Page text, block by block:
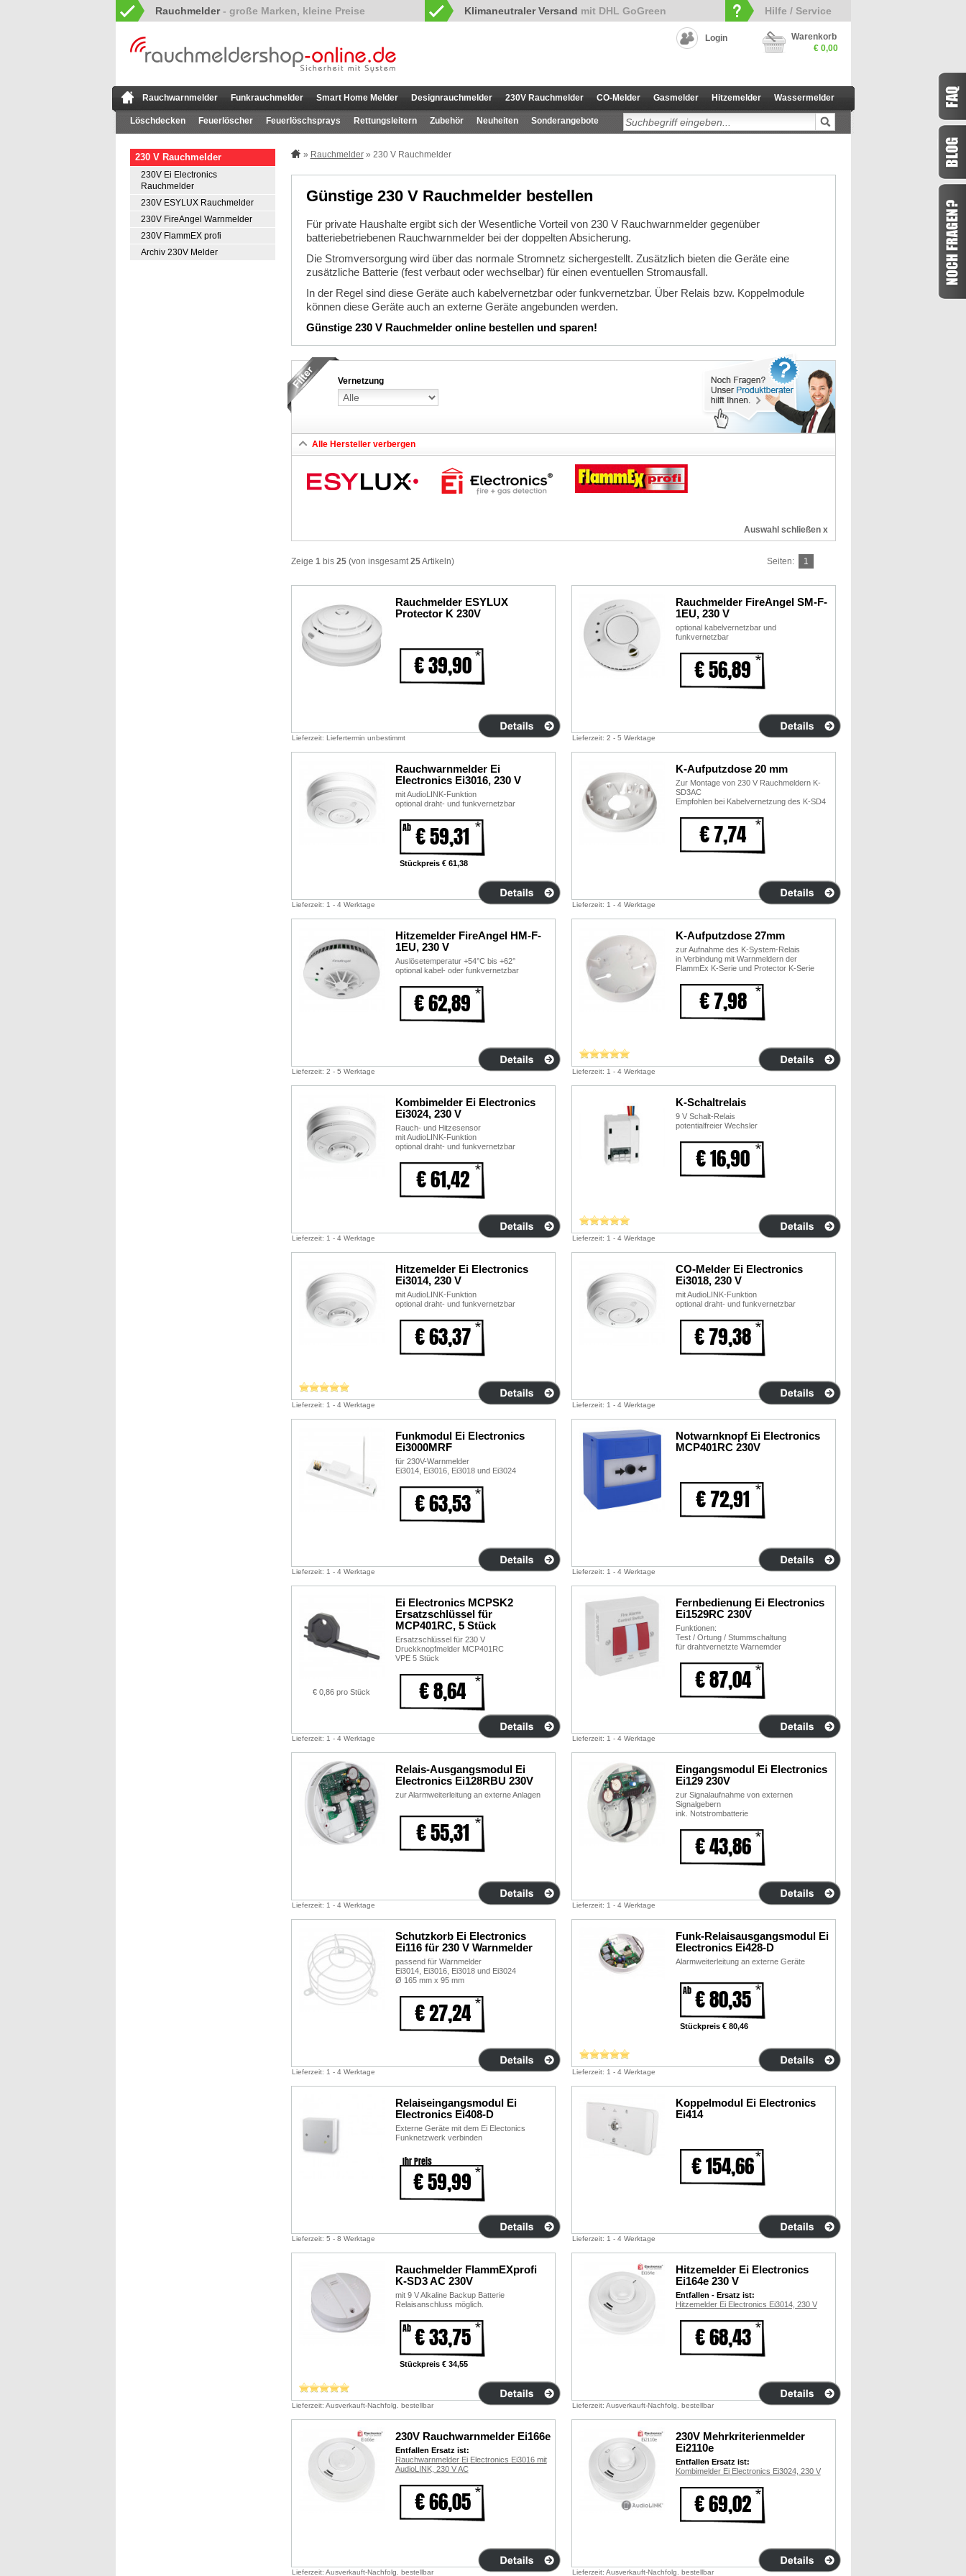
Rauchmelder Klimaneutraler Versand mit DHL GoGreen Hilfe / Service
Login
Warenkorb
€ 0,00
Rauchwarnmelder Funkrauchmelder Smart Home Melder Designrauchmelder 230V Rauchmelder CO-Melder Gasmelder Hitzemelder Wassermelder
Löschdecken Feuerlöscher Feuerlöschsprays Rettungsleitern Zubehör Neuheiten Sonderangebote
230 V Rauchmelder
230V Ei Electronics
Rauchmelder
230V ESYLUX Rauchmelder
230V FireAngel Warnmelder
230V FlammEX profi
Archiv 230V Melder
» Rauchmelder» 230 V Rauchmelder
Günstige 230 V Rauchmelder bestellen
Für private Haushalte ergibt sich der Wesentliche Vorteil von 230 V Rauchwarnmelder gegenüber
batteriebetriebenen Rauchwarnmelder bei der doppelten Absicherung.
Die Stromversorgung wird über das normale Stromnetz sichergestellt. Zusätzlich bieten die Geräte eine
zusätzliche Batterie (fest verbaut oder wechselbar) für einen eventuellen Stromausfall.
In der Regel sind diese Geräte auch kabelvernetzbar oder funkvernetzbar. Über Relais bzw. Koppelmodule
können diese Geräte auch an externe Geräte angebunden werden.
Günstige 230 V Rauchmelder online bestellen und sparen!
Vernetzung
Alle Hersteller verbergen
Auswahl schließen x
Zeige 1bis 25(von insgesamt25Artikeln) Seiten: 1
Rauchmelder ESYLUX
Protector K 230V
€ 39,90
Lieferzeit: Liefertermin unbestimmt
Rauchmelder FireAngel SM-F-
1EU, 230 V
optional kabelvernetzbar und
funkvernetzbar
€ 56,89
Lieferzeit: 2 - 5 Werktage
Rauchwarnmelder Ei
Electronics Ei3016, 230 V
mit AudioLINK-Funktion
optional draht- und funkvernetzbar
Ab € 59,31
Stückpreis € 61,38
Lieferzeit: 1 - 4 Werktage
K-Aufputzdose 20 mm
Zur Montage von 230 V Rauchmeldern K-
SD3AC
Empfohlen bei Kabelvernetzung des K-SD4
€ 7,74
Lieferzeit: 1 - 4 Werktage
Hitzemelder FireAngel HM-F-
1EU, 230 V
Auslösetemperatur +54°C bis +62°
optional kabel- oder funkvernetzbar
€ 62,89
Lieferzeit: 2 - 5 Werktage
K-Aufputzdose 27mm
zur Aufnahme des K-System-Relais
in Verbindung mit Warnmeldern der
FlammEx K-Serie und Protector K-Serie
€ 7,98
Lieferzeit: 1 - 4 Werktage
Kombimelder Ei Electronics
Ei3024, 230 V
Rauch- und Hitzesensor
mit AudioLINK-Funktion
optional draht- und funkvernetzbar
€ 61,42
Lieferzeit: 1 - 4 Werktage
K-Schaltrelais
9 V Schalt-Relais
potentialfreier Wechsler
€ 16,90
Lieferzeit: 1 - 4 Werktage
Hitzemelder Ei Electronics
Ei3014, 230 V
mit AudioLINK-Funktion
optional draht- und funkvernetzbar
€ 63,37
Lieferzeit: 1 - 4 Werktage
CO-Melder Ei Electronics
Ei3018, 230 V
mit AudioLINK-Funktion
optional draht- und funkvernetzbar
€ 79,38
Lieferzeit: 1 - 4 Werktage
Funkmodul Ei Electronics
Ei3000MRF
für 230V-Warnmelder
Ei3014, Ei3016, Ei3018 und Ei3024
€ 63,53
Lieferzeit: 1 - 4 Werktage
Notwarnknopf Ei Electronics
MCP401RC 230V
€ 72,91
Lieferzeit: 1 - 4 Werktage
€ 0,86 pro Stück
Ei Electronics MCPSK2
Ersatzschlüssel für
MCP401RC, 5 Stück
Ersatzschlüssel für 230 V
Druckknopfmelder MCP401RC
VPE 5 Stück
€ 8,64
Lieferzeit: 1 - 4 Werktage
Fernbedienung Ei Electronics
Ei1529RC 230V
Funktionen:
Test / Ortung / Stummschaltung
für drahtvernetzte Warnemder
€ 87,04
Lieferzeit: 1 - 4 Werktage
Relais-Ausgangsmodul Ei
Electronics Ei128RBU 230V
zur Alarmweiterleitung an externe Anlagen
€ 55,31
Lieferzeit: 1 - 4 Werktage
Eingangsmodul Ei Electronics
Ei129 230V
zur Signalaufnahme von externen
Signalgebern
ink. Notstrombatterie
€ 43,86
Lieferzeit: 1 - 4 Werktage
Schutzkorb Ei Electronics
Ei116 für 230 V Warnmelder
passend für Warnmelder
Ei3014, Ei3016, Ei3018 und Ei3024
Ø 165 mm x 95 mm
€ 27,24
Lieferzeit: 1 - 4 Werktage
Funk-Relaisausgangsmodul Ei
Electronics Ei428-D
Alarmweiterleitung an externe Geräte
Ab € 80,35
Stückpreis € 80,46
Lieferzeit: 1 - 4 Werktage
Relaiseingangsmodul Ei
Electronics Ei408-D
Externe Geräte mit dem Ei Electonics
Funknetzwerk verbinden
Ihr Preis
€ 59,99
Lieferzeit: 5 - 8 Werktage
Koppelmodul Ei Electronics
Ei414
€ 154,66
Lieferzeit: 1 - 4 Werktage
Rauchmelder FlammEXprofi
K-SD3 AC 230V
mit 9 V Alkaline Backup Batterie
Relaisanschluss möglich.
Ab € 33,75
Stückpreis € 34,55
Lieferzeit: Ausverkauft-Nachfolg. bestellbar
Hitzemelder Ei Electronics
Ei164e 230 V
Entfallen - Ersatz ist:
Hitzemelder Ei Electronics Ei3014, 230 V
€ 68,43
Lieferzeit: Ausverkauft-Nachfolg. bestellbar
230V Rauchwarnmelder Ei166e
Entfallen Ersatz ist:
Rauchwarnmelder Ei Electronics Ei3016 mit
AudioLINK, 230 V AC
€ 66,05
Lieferzeit: Ausverkauft-Nachfolg. bestellbar
230V Mehrkriterienmelder
Ei2110e
Entfallen Ersatz ist:
Kombimelder Ei Electronics Ei3024, 230 V
€ 69,02
Lieferzeit: Ausverkauft-Nachfolg. bestellbar